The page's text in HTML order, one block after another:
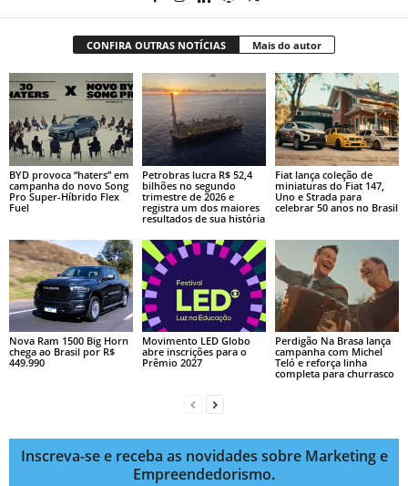
CONFIRA OUTRAS NOTÍCIAS Mais do autor
BYD provoca “haters” em
campanha do novo Song
Pro Super-Híbrido Flex
Fuel
Petrobras lucra R$ 52,4
bilhões no segundo
trimestre de 2026 e
registra um dos maiores
resultados de sua história
Fiat lança coleção de
miniaturas do Fiat 147,
Uno e Strada para
celebrar 50 anos no Brasil
Nova Ram 1500 Big Horn
chega ao Brasil por R$
449.990
Movimento LED Globo
abre inscrições para o
Prêmio 2027
Perdigão Na Brasa lança
campanha com Michel
Teló e reforça linha
completa para churrasco
Inscreva-se e receba as novidades sobre Marketing e
Empreendedorismo.